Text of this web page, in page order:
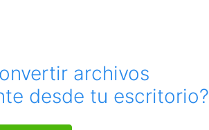
archivos
desde tu escritorio?